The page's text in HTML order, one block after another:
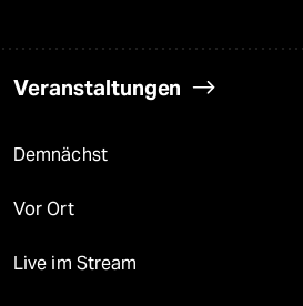
Veranstaltungen
Demnächst
Vor Ort
Live im Stream